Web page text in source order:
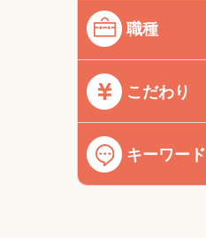
職種
こだわり
キーワード